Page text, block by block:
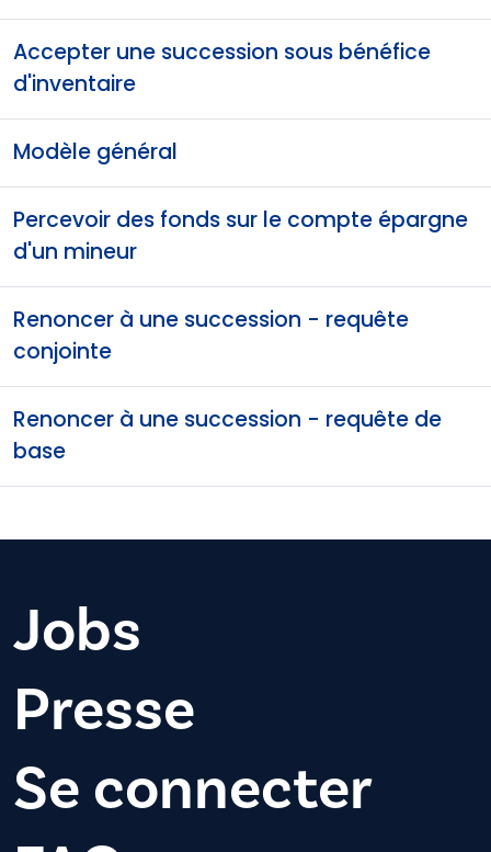
Accepter une succession sous bénéfice
d'inventaire
Modèle général
Percevoir des fonds sur le compte épargne
d'un mineur
Renoncer à une succession - requête
conjointe
Renoncer à une succession - requête de
base
Jobs
Presse
Se connecter